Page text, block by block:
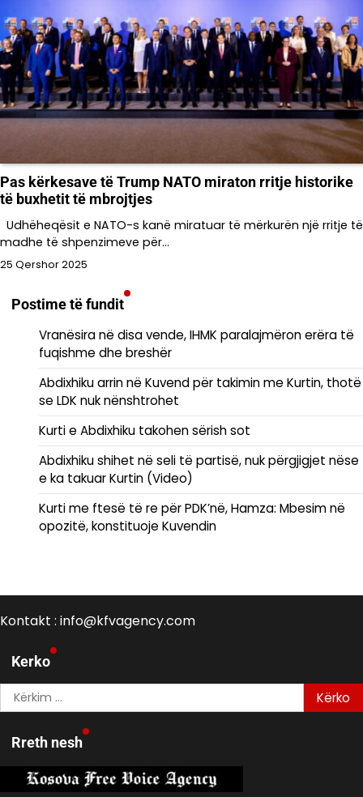
Pas kërkesave të Trump NATO miraton rritje historike
të buxhetit të mbrojtjes
Udhëheqësit e NATO-s kanë miratuar të mërkurën një rritje të
madhe të shpenzimeve për…
25 Qershor 2025
Postime të fundit
Vranësira në disa vende, IHMK paralajmëron erëra të
fuqishme dhe breshër
Abdixhiku arrin në Kuvend për takimin me Kurtin, thotë
se LDK nuk nënshtrohet
Kurti e Abdixhiku takohen sërish sot
Abdixhiku shihet në seli të partisë, nuk përgjigjet nëse
e ka takuar Kurtin (Video)
Kurti me ftesë të re për PDK’në, Hamza: Mbesim në
opozitë, konstituoje Kuvendin
Kontakt : info@kfvagency.com
Kerko
Kërko
për:
Rreth nesh